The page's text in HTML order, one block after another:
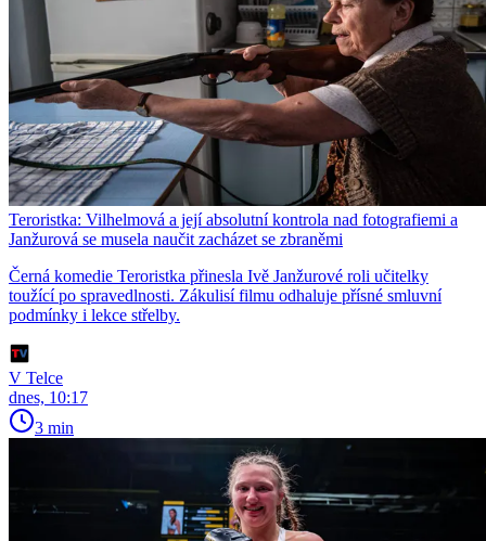
Teroristka: Vilhelmová a její absolutní kontrola nad fotografiemi a
Janžurová se musela naučit zacházet se zbraněmi
Černá komedie Teroristka přinesla Ivě Janžurové roli učitelky
toužící po spravedlnosti. Zákulisí filmu odhaluje přísné smluvní
podmínky i lekce střelby.
V Telce
dnes, 10:17
3 min